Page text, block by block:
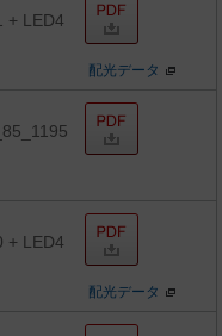
+ LED4
配光データ
+ LED4
配光データ